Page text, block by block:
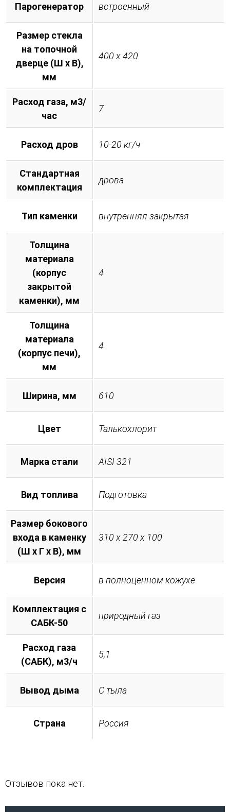
Парогенератор встроенный
Размер стекла
на топочной
дверце (Ш х В),
мм
400 х 420
Расход газа, м3/
час
7
Расход дров 10-20 кг/ч
Стандартная
комплектация
дрова
Тип каменки внутренняя закрытая
Толщина
материала
(корпус
закрытой
каменки), мм
4
Толщина
материала
(корпус печи),
мм
4
Ширина, мм 610
Цвет Талькохлорит
Марка стали AISI 321
Вид топлива Подготовка
Размер бокового
входа в каменку
(Ш х Г х В), мм
310 х 270 х 100
Версия в полноценном кожухе
Комплектация с
САБК-50
природный газ
Расход газа
(САБК), м3/ч
5,1
Вывод дыма С тыла
Страна Россия
Отзывов пока нет.